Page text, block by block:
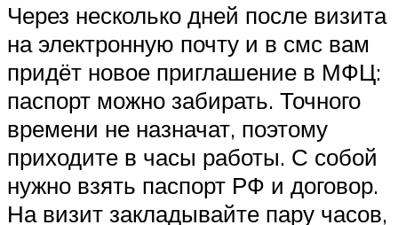
Через несколько дней после визита
на электронную почту и в смс вам
придёт новое приглашение в МФЦ:
паспорт можно забирать. Точного
времени не назначат, поэтому
приходите в часы работы. С собой
нужно взять паспорт РФ и договор.
На визит закладывайте пару часов,